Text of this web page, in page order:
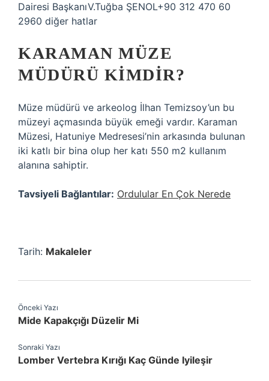
Dairesi BaşkanıV.Tuğba ŞENOL+90 312 470 60
2960 diğer hatlar
KARAMAN MÜZE
MÜDÜRÜ KIMDIR?
Müze müdürü ve arkeolog İlhan Temizsoy’un bu
müzeyi açmasında büyük emeği vardır. Karaman
Müzesi, Hatuniye Medresesi’nin arkasında bulunan
iki katlı bir bina olup her katı 550 m2 kullanım
alanına sahiptir.
Tavsiyeli Bağlantılar: Ordulular En Çok Nerede
Tarih: Makaleler
Önceki Yazı
Mide Kapakçığı Düzelir Mi
Sonraki Yazı
Lomber Vertebra Kırığı Kaç Günde Iyileşir